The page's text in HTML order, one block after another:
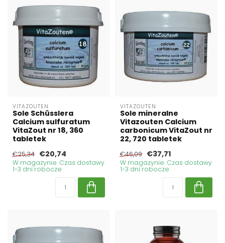
VITAZOUTEN
Sole Schüsslera
Calcium sulfuratum
VitaZout nr 18, 360
tabletek
€25,34 €20,74
W magazynie. Czas dostawy
1-3 dni robocze
VITAZOUTEN
Sole mineralne
Vitazouten Calcium
carbonicum VitaZout nr
22, 720 tabletek
€46,09 €37,71
W magazynie. Czas dostawy
1-3 dni robocze